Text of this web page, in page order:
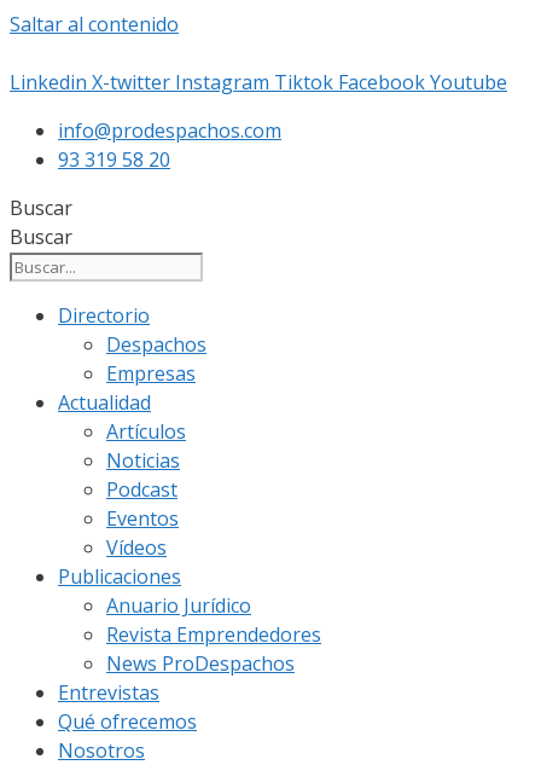
Saltar al contenido
Linkedin X-twitter Instagram Tiktok FacebookYoutube
info@prodespachos.com
93 319 58 20
Buscar
Buscar
Directorio
Despachos
Empresas
Actualidad
Artículos
Noticias
Podcast
Eventos
Vídeos
Publicaciones
Anuario Jurídico
Revista Emprendedores
News ProDespachos
Entrevistas
Qué ofrecemos
Nosotros